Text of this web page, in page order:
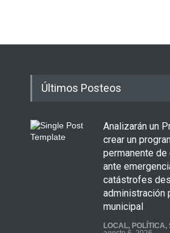
Últimos Posteos
Analizarán un
crear un
permanente
ante
catástrofes
administración
municipal
LOCAL, POLÍTICA,